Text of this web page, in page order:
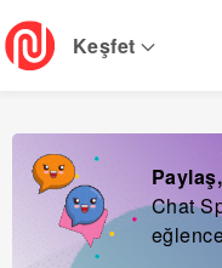
Skip
to
main
Keşfet
Chat